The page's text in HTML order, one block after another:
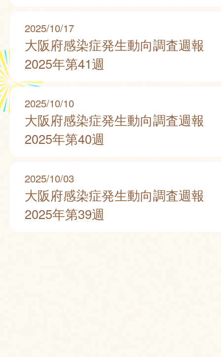
2025/10/17
大阪府感染症発生動向調査週報
2025年第41週
2025/10/10
大阪府感染症発生動向調査週報
2025年第40週
2025/10/03
大阪府感染症発生動向調査週報
2025年第39週